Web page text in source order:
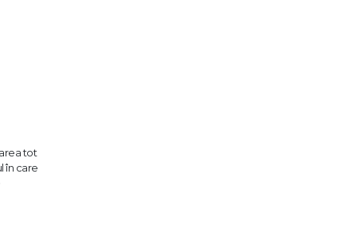
tot
în care